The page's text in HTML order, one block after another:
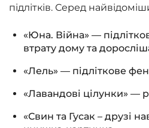
підлітків. Серед
«Юна. Війна» —
втрату дому та
«Лель» — підліткове
«Лавандові цілунки» —
«Свин та Гусак – друзі